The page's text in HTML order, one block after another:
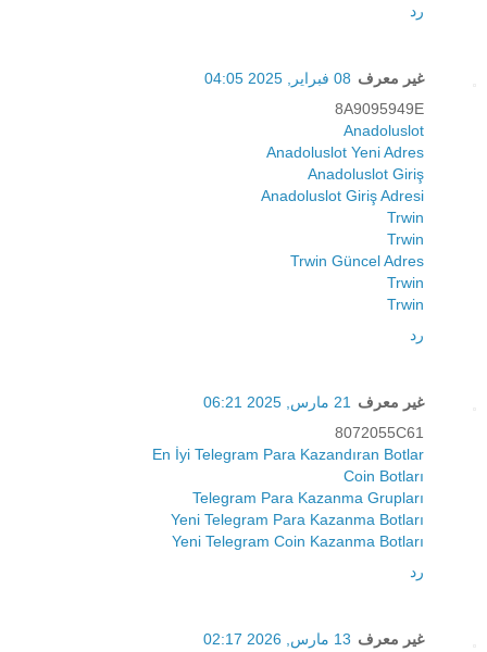
رد
غير معرف 08 فبراير, 2025 04:05
8A9095949E
Anadoluslot
Anadoluslot Yeni Adres
Anadoluslot Giriş
Anadoluslot Giriş Adresi
Trwin
Trwin
Trwin Güncel Adres
Trwin
Trwin
رد
غير معرف
21 مارس, 2025 06:21
8072055C61
En İyi Telegram Para Kazandıran Botlar
Coin Botları
Telegram Para Kazanma Grupları
Yeni Telegram Para Kazanma Botları
Yeni Telegram Coin Kazanma Botları
رد
غير معرف 13 مارس, 2026 02:17